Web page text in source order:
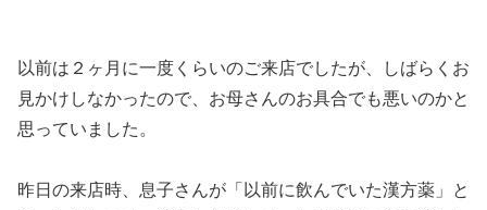
以前は２ヶ月に一度くらいのご来店でしたが、しばらくお
見かけしなかったので、お母さんのお具合でも悪いのかと
思っていました。
昨日の来店時、息子さんが「以前に飲んでいた漢方薬」と